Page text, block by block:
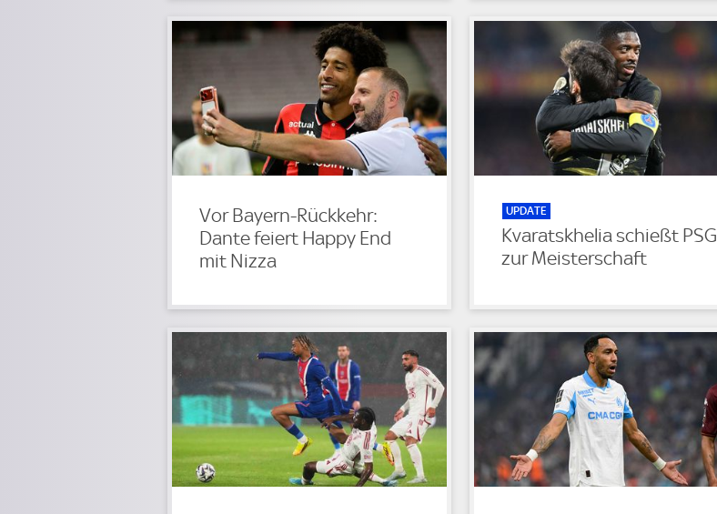
Vor Bayern-Rückkehr:
Dante feiert Happy End
mit Nizza
UPDATE
Kvaratskhelia schießt PSG
zur Meisterschaft